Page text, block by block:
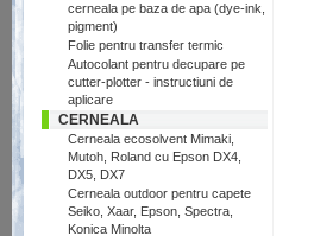
cerneala pe baza de apa (dye-ink,
pigment)
Folie pentru transfer termic
Autocolant pentru decupare pe
cutter-plotter - instructiuni de
aplicare
CERNEALA
Cerneala ecosolvent Mimaki,
Mutoh, Roland cu Epson DX4,
DX5, DX7
Cerneala outdoor pentru capete
Seiko, Xaar, Epson, Spectra,
Konica Minolta